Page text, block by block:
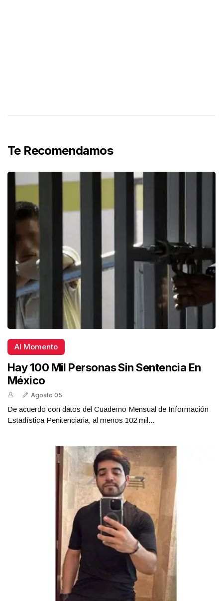
Te Recomendamos
Al Momento
Hay 100 Mil Personas Sin Sentencia En
México
Agosto 05
De acuerdo con datos del Cuaderno Mensual de Información
Estadística Penitenciaria, al menos 102 mil...